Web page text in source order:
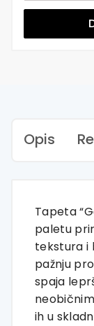
WIld?
Zidna
količina
Opis
Tapeta
paletu
tekstura i
pažnju
spaja
ih u